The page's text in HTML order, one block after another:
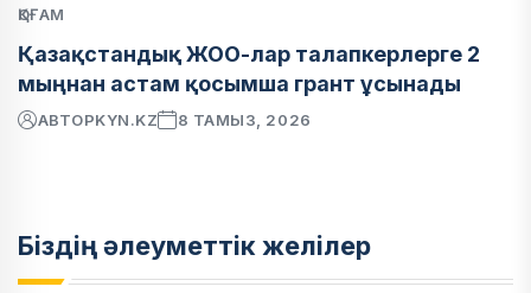
ҚОҒАМ
Қазақстандық ЖОО-лар талапкерлерге 2
мыңнан астам қосымша грант ұсынады
АВТОРKYN.KZ 8 ТАМЫЗ, 2026
Біздің әлеуметтік желілер